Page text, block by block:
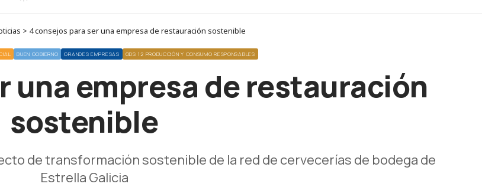
> 4 consejos para ser una empresa de restauración sostenible
BUEN GOBIERNO GRANDES EMPRESAS ODS 12 PRODUCCIÓN Y CONSUMO RESPONSABLES
una empresa de restauración
sostenible
de transformación sostenible de la red de cervecerías de bodega de
Estrella Galicia